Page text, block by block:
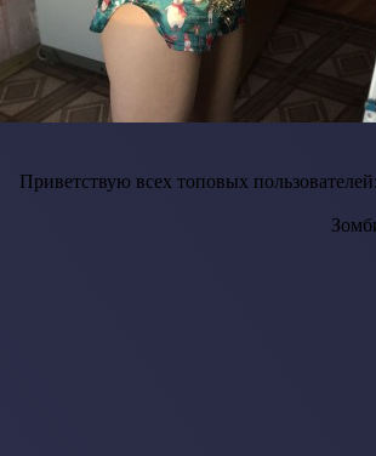
Приветствую всех топовых